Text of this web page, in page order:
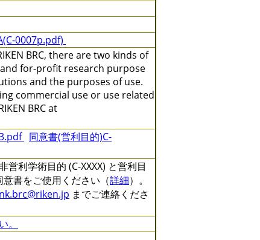
0007p.pdf)
BRC, there are two kinds of
and for-profit research purpose
and the purposes of use.
commercial use or use related
BRC at
同意書(営利目的)C-
利学術目的 (C-XXXX) と営利目
意書をご使用ください（詳細）。
までご連絡くださ